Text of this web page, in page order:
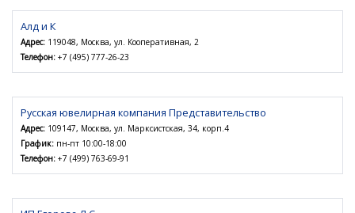
Алд и К
Адрес: 119048, Москва, ул. Кооперативная, 2
Телефон: +7 (495) 777-26-23
Русская ювелирная компания Представительство
Адрес: 109147, Москва, ул. Марксистская, 34, корп.4
График: пн-пт 10:00-18:00
Телефон: +7 (499) 763-69-91